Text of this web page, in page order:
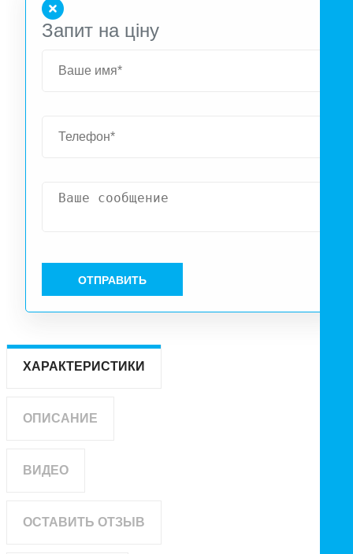
Запит на ціну
ОТПРАВИТЬ
ХАРАКТЕРИСТИКИ
ОПИСАНИЕ
ВИДЕО
ОСТАВИТЬ ОТЗЫВ